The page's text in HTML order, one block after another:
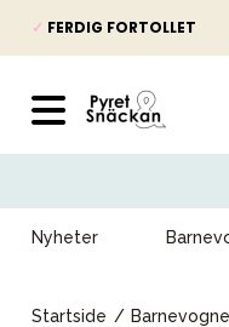
✓ FERDIG FORTOLLET
Nyheter
Startside